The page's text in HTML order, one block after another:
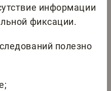
информации
фиксации.
полезно